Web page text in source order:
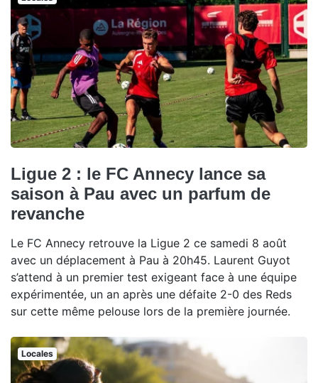
Ligue 2 : le FC Annecy lance sa
saison à Pau avec un parfum de
revanche
Le FC Annecy retrouve la Ligue 2 ce samedi 8 août
avec un déplacement à Pau à 20h45. Laurent Guyot
s’attend à un premier test exigeant face à une équipe
expérimentée, un an après une défaite 2-0 des Reds
sur cette même pelouse lors de la première journée.
Locales